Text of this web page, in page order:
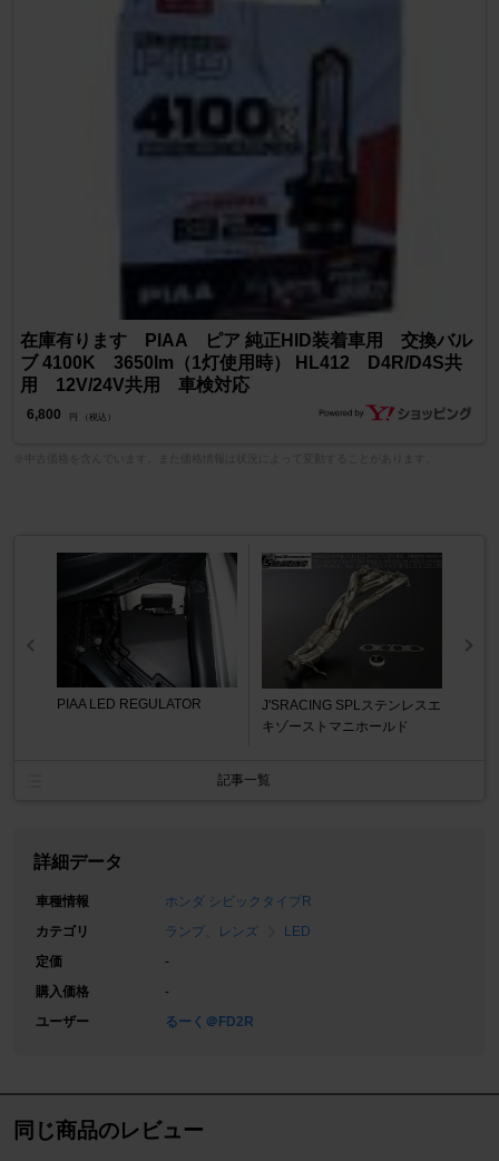
在庫有ります PIAA ピア 純正HID装着車用 交換バル
ブ 4100K 3650lm（1灯使用時） HL412 D4R/D4S共
用 12V/24V共用 車検対応
6,800 円 （税込）
PIAA LED REGULATOR
J'SRACING SPLステンレスエ
キゾーストマニホールド
記事一覧
詳細データ
車種情報
ホンダ シビックタイプR
カテゴリ
ランプ、レンズ
LED
定価
-
購入価格
-
ユーザー
るーく＠FD2R
同じ商品のレビュー